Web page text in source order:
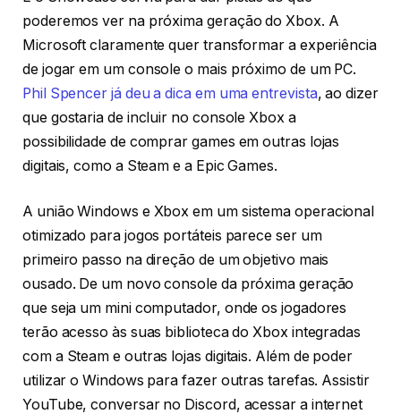
poderemos ver na próxima geração do Xbox. A
Microsoft claramente quer transformar a experiência
de jogar em um console o mais próximo de um PC.
Phil Spencer já deu a dica em uma entrevista, ao dizer
que gostaria de incluir no console Xbox a
possibilidade de comprar games em outras lojas
digitais, como a Steam e a Epic Games.
A união Windows e Xbox em um sistema operacional
otimizado para jogos portáteis parece ser um
primeiro passo na direção de um objetivo mais
ousado. De um novo console da próxima geração
que seja um mini computador, onde os jogadores
terão acesso às suas biblioteca do Xbox integradas
com a Steam e outras lojas digitais. Além de poder
utilizar o Windows para fazer outras tarefas. Assistir
YouTube, conversar no Discord, acessar a internet